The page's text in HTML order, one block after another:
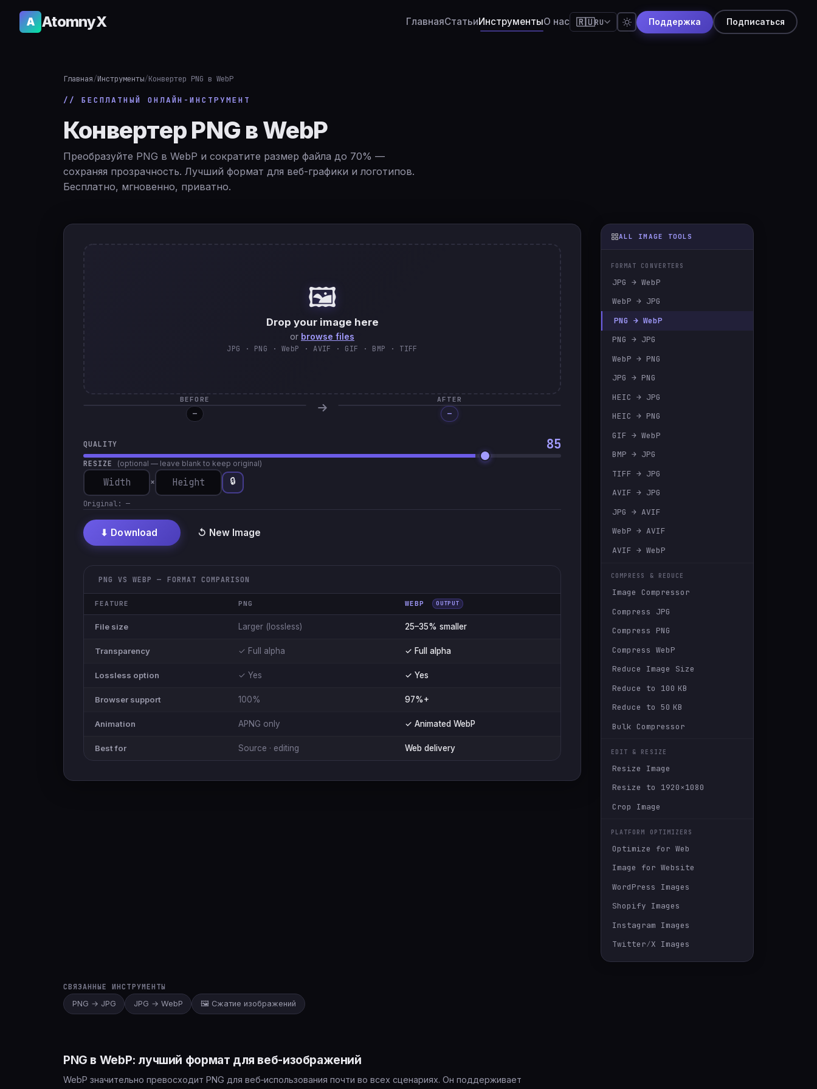
A AtomnyX ГлавнаяСтатьиИнструментыО нас 🇷🇺RU
🇮🇹Italiano
Поддержка Подписаться
Главная/Инструменты/Конвертер PNG в WebP
// БЕСПЛАТНЫЙ ОНЛАЙН-ИНСТРУМЕНТ
Конвертер PNG в WebP
Преобразуйте PNG в WebP и сократите размер файла до 70% —
сохраняя прозрачность. Лучший формат для веб-графики и логотипов.
Бесплатно, мгновенно, приватно.
🖼️
Drop your image here
or browse files
JPG · PNG · WebP · AVIF · GIF · BMP · TIFF
BEFORE
—
AFTER
Processing…
—
QUALITY 85
RESIZE (optional — leave blank to keep original)
× 🔒
Original: —
⬇ Download ↺ New Image
PNG VS WEBP — FORMAT COMPARISON
FEATURE PNG WEBP OUTPUT
File size Larger (lossless) 25–35% smaller
Transparency ✓ Full alpha ✓ Full alpha
Lossless option ✓ Yes ✓ Yes
Browser support 100% 97%+
Animation APNG only ✓ Animated WebP
Best for Source · editing Web delivery
ALL IMAGE TOOLS
FORMAT CONVERTERS
JPG → WebP
WebP → JPG
PNG → WebP
PNG → JPG
WebP → PNG
JPG → PNG
HEIC → JPG
HEIC → PNG
GIF → WebP
BMP → JPG
TIFF → JPG
AVIF → JPG
JPG → AVIF
WebP → AVIF
AVIF → WebP
COMPRESS & REDUCE
Image Compressor
Compress JPG
Compress PNG
Compress WebP
Reduce Image Size
Reduce to 100 KB
Reduce to 50 KB
Bulk Compressor
EDIT & RESIZE
Resize Image
Resize to 1920×1080
Crop Image
PLATFORM OPTIMIZERS
Optimize for Web
Image for Website
WordPress Images
Shopify Images
Instagram Images
Twitter∕X Images
СВЯЗАННЫЕ ИНСТРУМЕНТЫ
PNG → JPG
JPG → WebP 🖼️ Сжатие изображений
PNG в WebP: лучший формат для веб-изображений
WebP значительно превосходит PNG для веб‑использования почти во всех сценариях. Он поддерживает